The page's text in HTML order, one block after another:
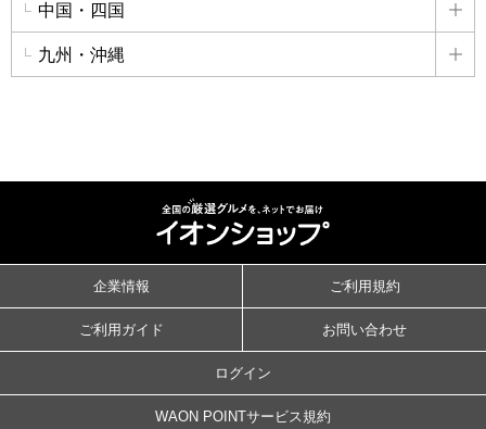
中国・四国
詳
九州・沖縄
詳
企業情報 ご利用規約
ご利用ガイド お問い合わせ
ログイン
WAON POINTサービス規約